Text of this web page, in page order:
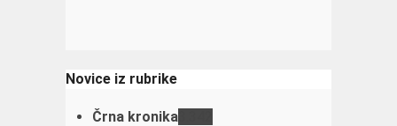
Novice iz rubrike
Črna kronika